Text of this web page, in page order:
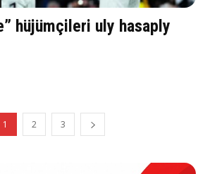
hüjümçileri uly hasaply
1 2 3